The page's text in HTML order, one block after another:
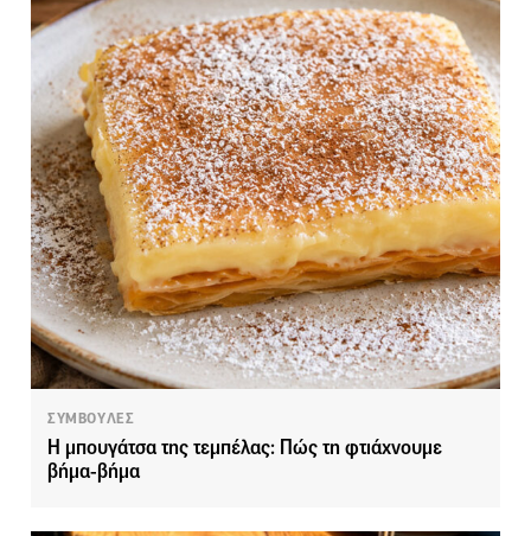
ΣΥΜΒΟΥΛΕΣ
Η μπουγάτσα της τεμπέλας: Πώς τη φτιάχνουμε
βήμα-βήμα